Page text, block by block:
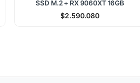
SSD M.2 + RX 9060XT 16GB
$2.590.080